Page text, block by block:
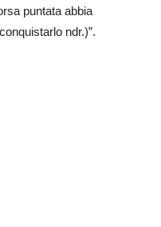
puntata abbia
ndr.)”.